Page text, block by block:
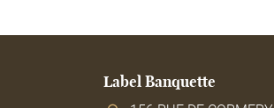
Label Banquette